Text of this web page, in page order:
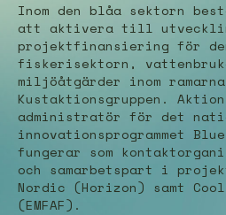
Inom den blåa sektorn
att aktivera till
projektfinansiering för
fiskerisektorn,
miljöåtgärder inom
Kustaktionsgruppen.
administratör för det
innovationsprogrammet
fungerar som
och samarbetspart i
Nordic (Horizon) samt
(EMFAF).